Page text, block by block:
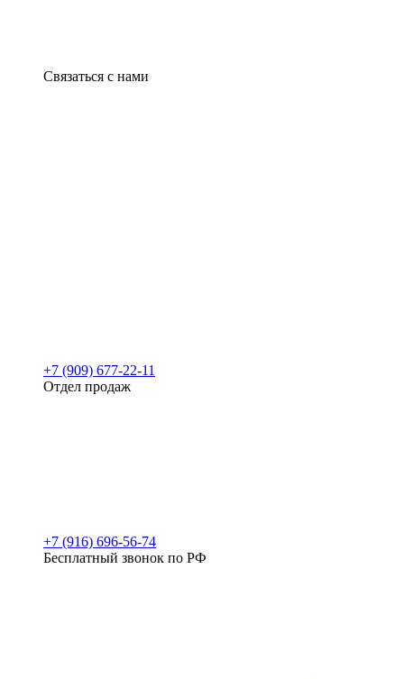
Связаться с нами
+7 (909) 677-22-11
Отдел продаж
+7 (916) 696-56-74
Бесплатный звонок по РФ